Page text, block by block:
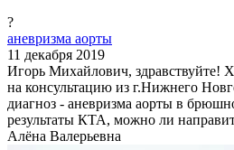
?
аневризма аорты
11 декабря 2019
Игорь Михайлович, здравствуйте!
на консультацию из г.Нижнего
диагноз - аневризма аорты в
результаты КТА, можно ли
Алёна Валерьевна